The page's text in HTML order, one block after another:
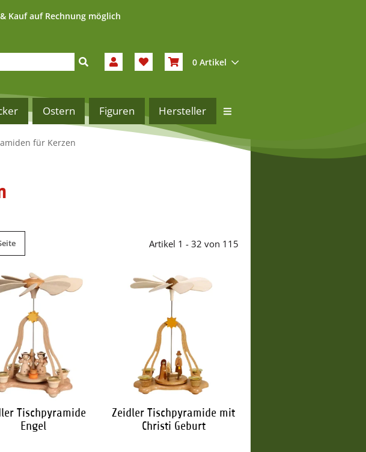
Kauf auf Rechnung möglich
0 Artikel
Ostern Figuren Hersteller
für Kerzen
Artikel 1 - 32 von 115
Tischpyramide
Engel
Zeidler Tischpyramide mit
Christi Geburt